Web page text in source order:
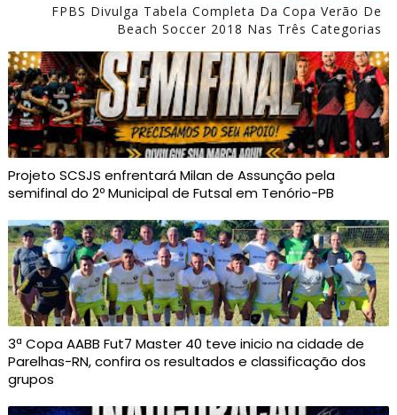
FPBS Divulga Tabela Completa Da Copa Verão De
Beach Soccer 2018 Nas Três Categorias
Projeto SCSJS enfrentará Milan de Assunção pela
semifinal do 2º Municipal de Futsal em Tenório-PB
3ª Copa AABB Fut7 Master 40 teve inicio na cidade de
Parelhas-RN, confira os resultados e classificação dos
grupos